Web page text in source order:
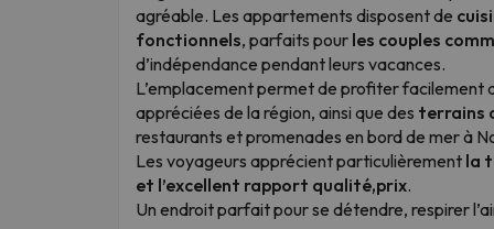
agréable. Les appartements disposent de
fonctionnels, parfaits pour les couples
d’indépendance pendant leurs vacances.
L’emplacement permet de profiter facilement
appréciées de la région, ainsi que des terrains
restaurants et promenades en bord de mer à
Les voyageurs apprécient particulièrement la
et l’excellent rapport qualité,prix.
Un endroit parfait pour se détendre, respirer